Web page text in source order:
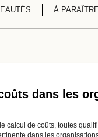
À
dans les
calcul de coûts, toutes
dans les